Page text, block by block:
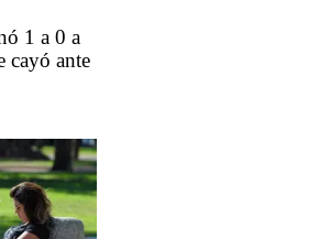
1 a 0 a
ante